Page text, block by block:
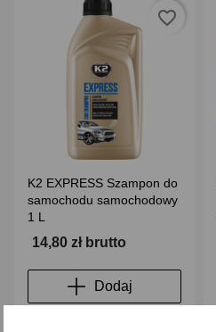
K2 EXPRESS Szampon do
samochodu samochodowy
1 L
14,80 zł brutto
Dodaj
favorite_border